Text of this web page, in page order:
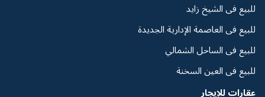
للبيع فى الشيخ زايد
للبيع فى العاصمة الإدارية الجديدة
للبيع فى الساحل الشمالي
للبيع فى العين السخنة
عقارات للإيجار